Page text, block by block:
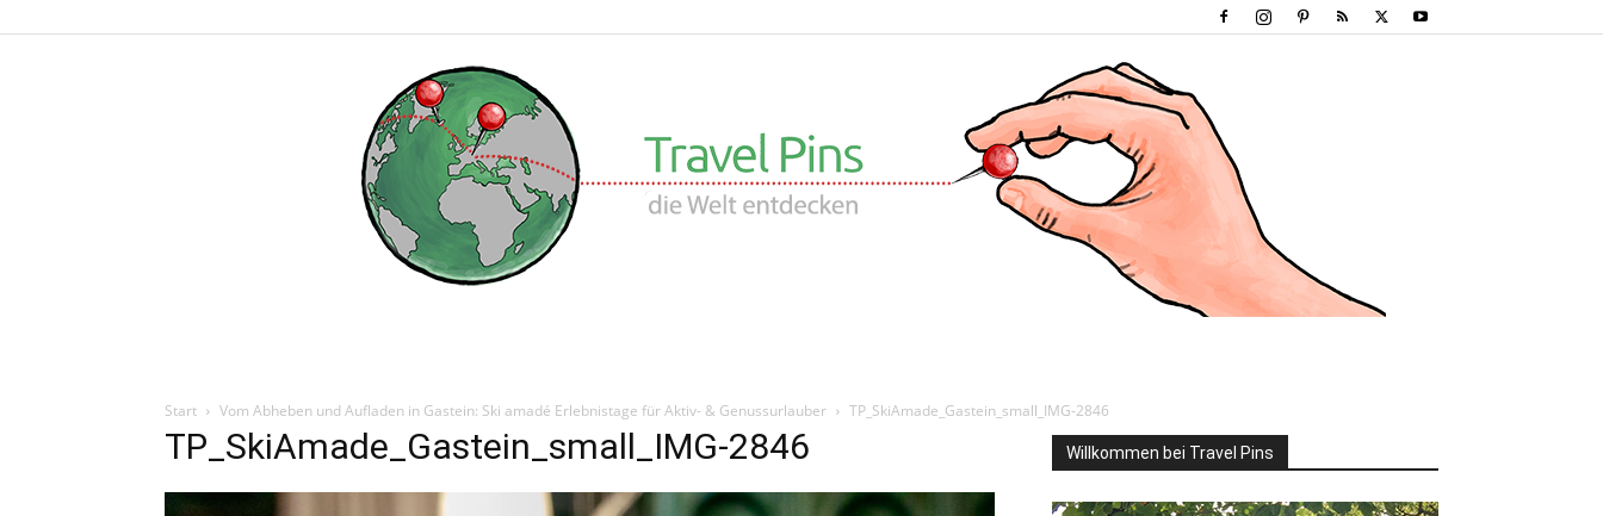
Start Vom Abheben und Aufladen in Gastein: Ski amadé Erlebnistage für Aktiv- & Genussurlauber TP_SkiAmade_Gastein_small_IMG-2846
TP_SkiAmade_Gastein_small_IMG-2846 Willkommen bei Travel Pins